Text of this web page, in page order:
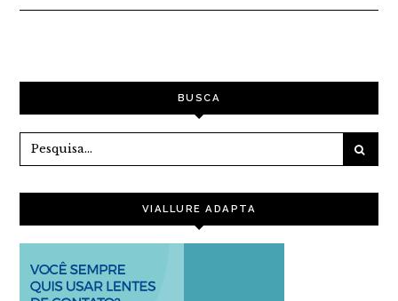
BUSCA
VIALLURE ADAPTA